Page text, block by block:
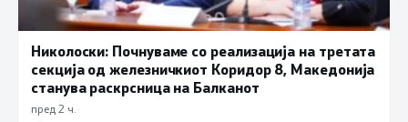
Николоски: Почнуваме со реализација на третата
секција од железничкиот Коридор 8, Македонија
станува раскрсница на Балканот
пред 2 ч.